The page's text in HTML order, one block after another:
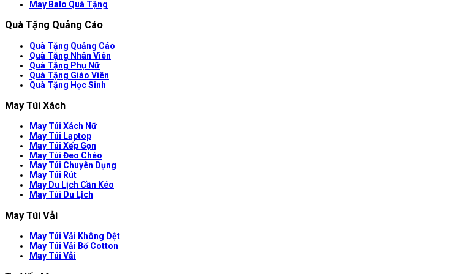
May Balo Quà Tặng
Quà Tặng Quảng Cáo
Quà Tặng Quảng Cáo
Quà Tặng Nhân Viên
Quà Tặng Phụ Nữ
Quà Tặng Giáo Viên
Quà Tặng Học Sinh
May Túi Xách
May Túi Xách Nữ
May Túi Laptop
May Túi Xếp Gọn
May Túi Đeo Chéo
May Túi Chuyên Dụng
May Túi Rút
May Du Lịch Cần Kéo
May Túi Du Lịch
May Túi Vải
May Túi Vải Không Dệt
May Túi Vải Bố Cotton
May Túi Vải